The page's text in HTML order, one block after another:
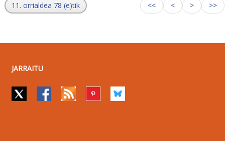
11. orrialdea 78 (e)tik << < > >>
JARRAITU